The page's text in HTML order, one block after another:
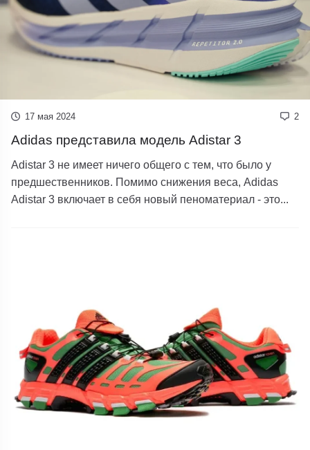
17 мая 2024 2
Adidas представила модель Adistar 3
Adistar 3 не имеет ничего общего с тем, что было у
предшественников. Помимо снижения веса, Adidas
Adistar 3 включает в себя новый пеноматериал - это...